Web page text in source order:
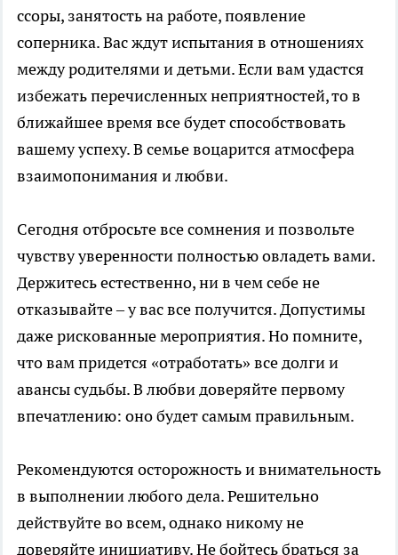
ссоры, занятость на работе, появление
соперника. Вас ждут испытания в отношениях
между родителями и детьми. Если вам удастся
избежать перечисленных неприятностей, то в
ближайшее время все будет способствовать
вашему успеху. В семье воцарится атмосфера
взаимопонимания и любви.
Сегодня отбросьте все сомнения и позвольте
чувству уверенности полностью овладеть вами.
Держитесь естественно, ни в чем себе не
отказывайте – у вас все получится. Допустимы
даже рискованные мероприятия. Но помните,
что вам придется «отработать» все долги и
авансы судьбы. В любви доверяйте первому
впечатлению: оно будет самым правильным.
Рекомендуются осторожность и внимательность
в выполнении любого дела. Решительно
действуйте во всем, однако никому не
доверяйте инициативу. Не бойтесь браться за